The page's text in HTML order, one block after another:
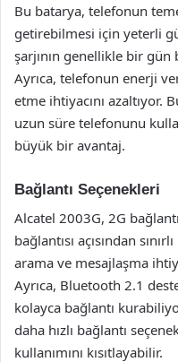
Bu batarya, telefonun
getirebilmesi için yeterli
şarjının genellikle bir
Ayrıca, telefonun enerji
etme ihtiyacını azaltıyor.
uzun süre telefonunu
büyük bir avantaj.
Bağlantı Seçenekleri
Alcatel 2003G, 2G
bağlantısı açısından
arama ve mesajlaşma
Ayrıca, Bluetooth 2.1
kolayca bağlantı
daha hızlı bağlantı
kullanımını kısıtlayabilir.